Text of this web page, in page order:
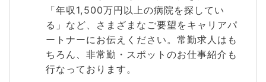
「年収1,500万円以上の病院を探してい
る」など、さまざまなご要望をキャリアパ
ートナーにお伝えください。常勤求人はも
ちろん、非常勤・スポットのお仕事紹介も
行なっております。